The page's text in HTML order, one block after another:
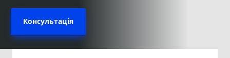
Консультація